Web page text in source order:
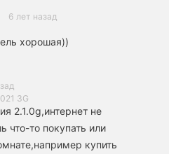
6 лет назад
хорошая))
3G
2.1.0g,интернет не
что-то покупать или
купить